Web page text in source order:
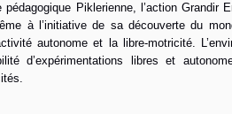
pédagogique Piklerienne, l’action
à l’initiative de sa découverte du
autonome et la libre-motricité.
d’expérimentations libres et